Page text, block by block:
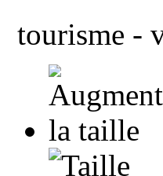
tourisme -